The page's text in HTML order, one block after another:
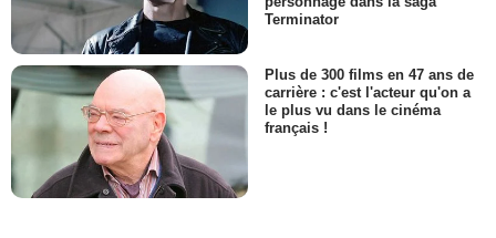
Terminator
Plus de 300 films en 47 ans de
carrière : c'est l'acteur qu'on a
le plus vu dans le cinéma
français !